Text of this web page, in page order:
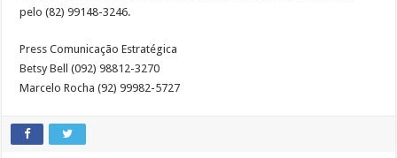
pelo (82) 99148-3246.
Press Comunicação Estratégica
Betsy Bell (092) 98812-3270
Marcelo Rocha (92) 99982-5727